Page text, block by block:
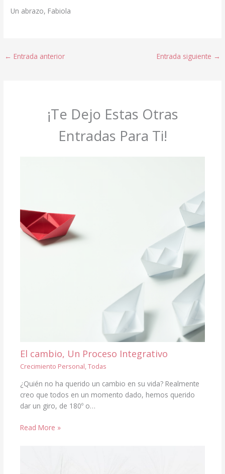
Un abrazo, Fabiola
← Entrada anterior Entrada siguiente →
¡Te Dejo Estas Otras
Entradas Para Ti!
El cambio, Un Proceso Integrativo
Crecimiento Personal,Todas
¿Quién no ha querido un cambio en su vida? Realmente
creo que todos en un momento dado, hemos querido
dar un giro, de 180º o…
Read More »